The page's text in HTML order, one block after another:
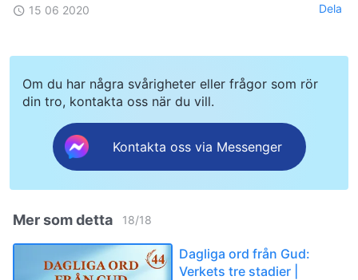
15 06 2020 Dela
Om du har några svårigheter eller frågor som rör
din tro, kontakta oss när du vill.
Kontakta oss via Messenger
Mer som detta 18/18
Dagliga ord från Gud:
Verkets tre stadier |